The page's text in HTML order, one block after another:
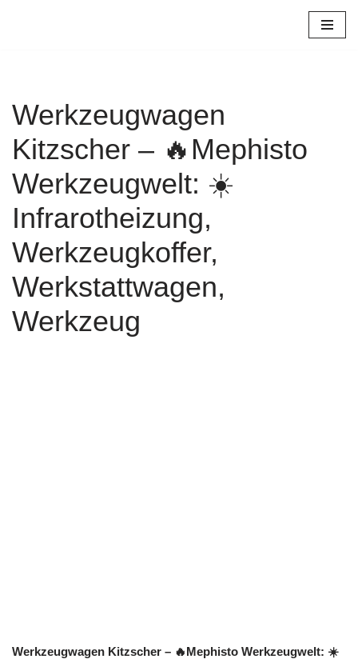
Werkzeugwagen
Kitzscher – 🔥Mephisto
Werkzeugwelt: ☀️
Infrarotheizung,
Werkzeugkoffer,
Werkstattwagen,
Werkzeug
Werkzeugwagen Kitzscher – 🔥Mephisto Werkzeugwelt: ☀️